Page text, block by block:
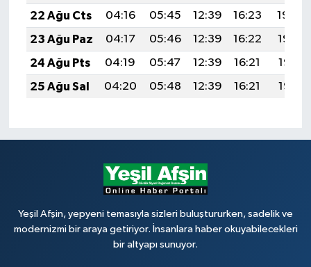
22 Ağu Cts
04:16 05:45 12:39 16:23
19:24
23 Ağu Paz
04:17 05:46 12:39 16:22
19:22
24 Ağu Pts
04:19 05:47 12:39 16:21
19:21
25 Ağu Sal
04:20 05:48 12:39 16:21 19:19
Yeşil Afşin, yepyeni temasıyla sizleri buluştururken, sadelik ve
modernizmi bir araya getiriyor. İnsanlara haber okuyabilecekleri
bir altyapı sunuyor.